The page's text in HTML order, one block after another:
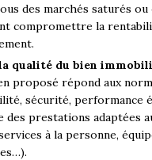
des marchés saturés ou
compromettre la
qualité du bien
proposé répond aux
sécurité, performance
des prestations adaptées
à la personne,